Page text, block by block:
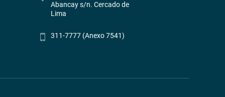
Abancay s/n. Cercado de
Lima
311-7777 (Anexo 7541)